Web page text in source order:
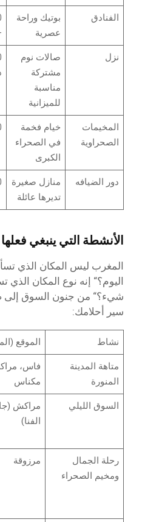
الفنادق
بوتيك وراحة
عصرية
نزل
صالات نوم
مشتركة
مناسبة
للميزانية
المخيمات
الصحراوية
خيام فخمة
في الصحراء
الكبرى
دور الضيافه
منازل صغيرة
تديرها عائلة
الأنشطة التي ينبغي فعلها
المغرب ليس المكان الذي
اليوم؟“ إنه نوع المكان
شيء؟“ من جنون السوق إلى
سير أحلامك:
نشاط الموقع
متاهة المدينة
المنورة
فاس،
مكناس
السوق الليلي
مراكش
الفنا)
رحلة الجمال
ومخيم الصحراء
مرزوقة